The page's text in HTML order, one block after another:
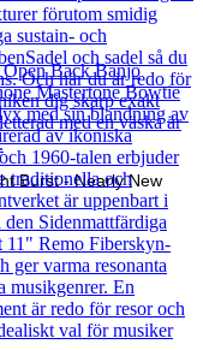
Burst - Nearly New